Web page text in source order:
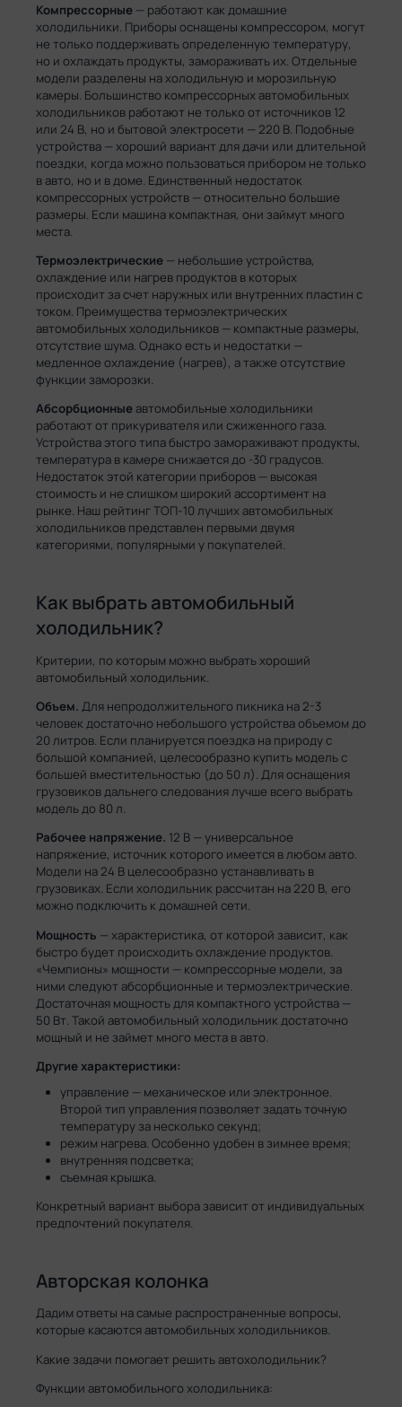
Компрессорные— работают как домашние
холодильники. Приборы оснащены компрессором, могут
не только поддерживать определенную температуру,
но и охлаждать продукты, замораживать их. Отдельные
модели разделены на холодильную и морозильную
камеры. Большинство компрессорных автомобильных
холодильников работают не только от источников 12
или 24 В, но и бытовой электросети — 220 В. Подобные
устройства — хороший вариант для дачи или длительной
поездки, когда можно пользоваться прибором не только
в авто, но и в доме. Единственный недостаток
компрессорных устройств — относительно большие
размеры. Если машина компактная, они займут много
места.
Термоэлектрические— небольшие устройства,
охлаждение или нагрев продуктов в которых
происходит за счет наружных или внутренних пластин с
током. Преимущества термоэлектрических
автомобильных холодильников — компактные размеры,
отсутствие шума. Однако есть и недостатки —
медленное охлаждение (нагрев), а также отсутствие
функции заморозки.
Абсорбционныеавтомобильные холодильники
работают от прикуривателя или сжиженного газа.
Устройства этого типа быстро замораживают продукты,
температура в камере снижается до -30 градусов.
Недостаток этой категории приборов — высокая
стоимость и не слишком широкий ассортимент на
рынке. Наш рейтинг ТОП-10 лучших автомобильных
холодильников представлен первыми двумя
категориями, популярными у покупателей.
Как выбрать автомобильный
холодильник?
Критерии, по которым можно выбрать хороший
автомобильный холодильник.
Объем. Для непродолжительного пикника на 2-3
человек достаточно небольшого устройства объемом до
20 литров. Если планируется поездка на природу с
большой компанией, целесообразно купить модель с
большей вместительностью (до 50 л). Для оснащения
грузовиков дальнего следования лучше всего выбрать
модель до 80 л.
Рабочее напряжение. 12 В — универсальное
напряжение, источник которого имеется в любом авто.
Модели на 24 В целесообразно устанавливать в
грузовиках. Если холодильник рассчитан на 220 В, его
можно подключить к домашней сети.
Мощность — характеристика, от которой зависит, как
быстро будет происходить охлаждение продуктов.
«Чемпионы» мощности — компрессорные модели, за
ними следуют абсорбционные и термоэлектрические.
Достаточная мощность для компактного устройства —
50 Вт. Такой автомобильный холодильник достаточно
мощный и не займет много места в авто.
Другие характеристики:
управление — механическое или электронное.
Второй тип управления позволяет задать точную
температуру за несколько секунд;
режим нагрева. Особенно удобен в зимнее время;
внутренняя подсветка;
съемная крышка.
Конкретный вариант выбора зависит от индивидуальных
предпочтений покупателя.
Авторская колонка
Дадим ответы на самые распространенные вопросы,
которые касаются автомобильных холодильников.
Какие задачи помогает решить автохолодильник?
Функции автомобильного холодильника: